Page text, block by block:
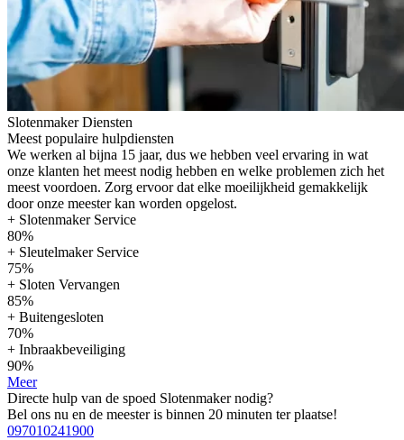
Slotenmaker Diensten
Meest populaire hulpdiensten
We werken al bijna 15 jaar, dus we hebben veel ervaring in wat
onze klanten het meest nodig hebben en welke problemen zich het
meest voordoen. Zorg ervoor dat elke moeilijkheid gemakkelijk
door onze meester kan worden opgelost.
+ Slotenmaker Service
80%
+ Sleutelmaker Service
75%
+ Sloten Vervangen
85%
+ Buitengesloten
70%
+ Inbraakbeveiliging
90%
Meer
Directe hulp van de spoed Slotenmaker nodig?
Bel ons nu en de meester is binnen 20 minuten ter plaatse!
097010241900